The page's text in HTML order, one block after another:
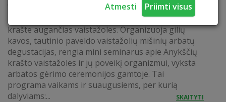
Atmesti Priimti visus
Vaistažolių guru Ramūnas rengia edukacines
programas vaikams ir suaugusiems apie Anykščių
krašte augančias vaistažoles. Organizuoja gilių
kavos, tautinio paveldo vaistažolių mišinių arbatų
degustacijas, rengia mini seminarus apie Anykščių
krašto vaistažoles ir jų poveikį organizmui, vyksta
arbatos gėrimo ceremonijos gamtoje. Tai
programa vaikams ir suaugusiems, per kurią
dalyviams:...
SKAITYTI